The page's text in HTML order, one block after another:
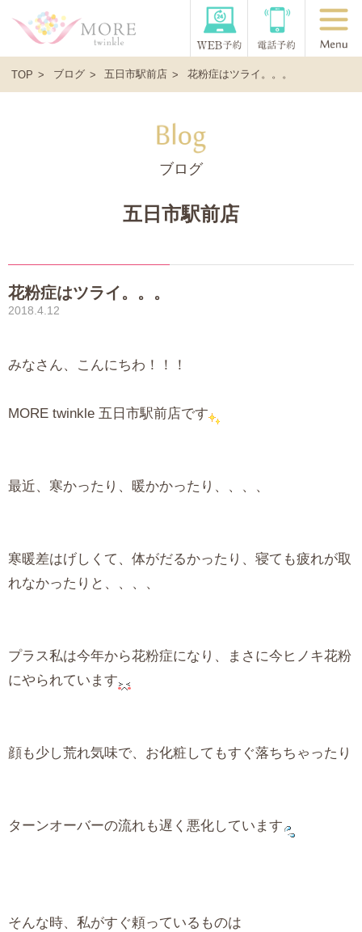
TOP ブログ 五日市駅前店 花粉症はツライ。。。
ブログ
五日市駅前店
花粉症はツライ。。。
2018.4.12
みなさん、こんにちわ！！！
MORE twinkle 五日市駅前店です
最近、寒かったり、暖かかったり、、、、
寒暖差はげしくて、体がだるかったり、寝ても疲れが取
れなかったりと、、、、
プラス私は今年から花粉症になり、まさに今ヒノキ花粉
にやられています
顔も少し荒れ気味で、お化粧してもすぐ落ちちゃったり
ターンオーバーの流れも遅く悪化しています
そんな時、私がすぐ頼っているものは